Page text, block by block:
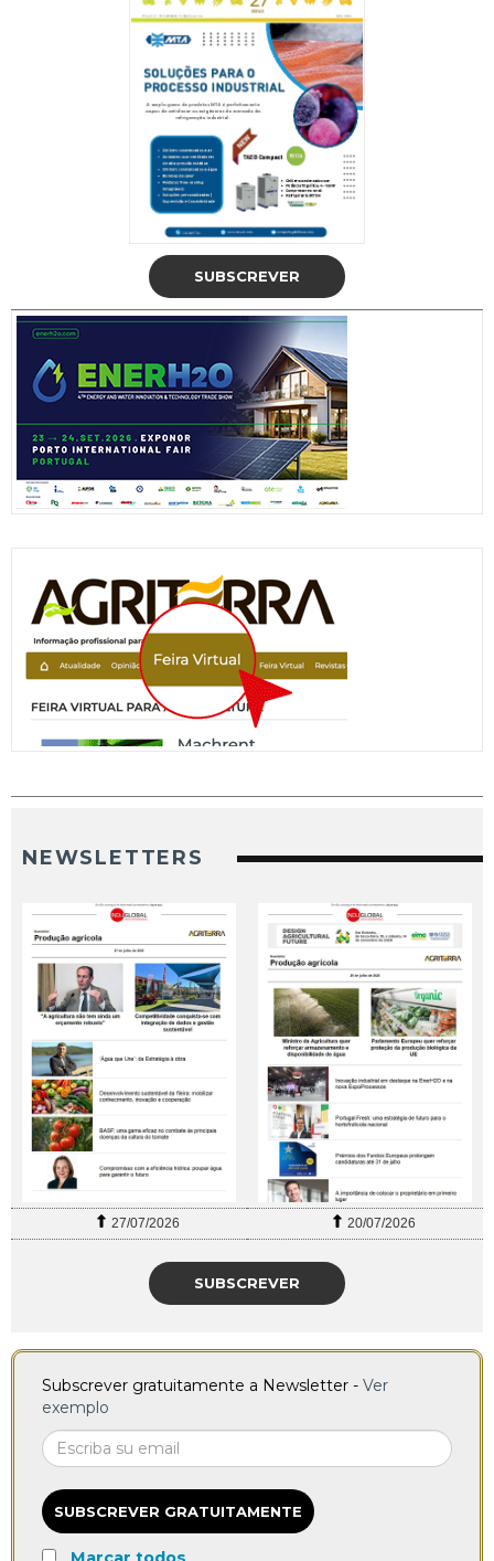
SUBSCREVER
NEWSLETTERS
27/07/2026 20/07/2026
SUBSCREVER
Subscrever gratuitamente a Newsletter - Ver
exemplo
SUBSCREVER GRATUITAMENTE